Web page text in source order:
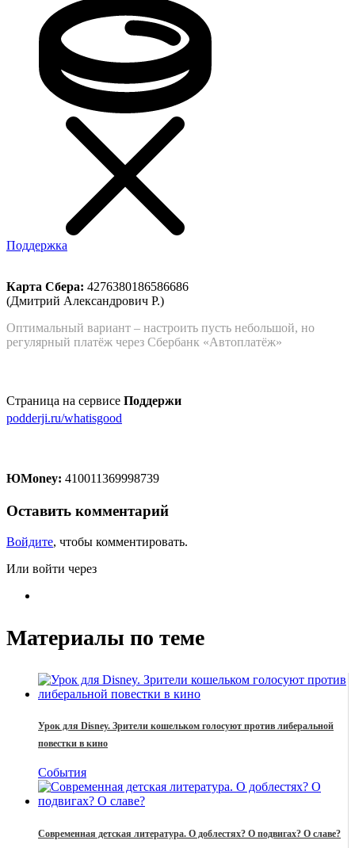
Поддержка
Карта Сбера: 4276380186586686
(Дмитрий Александрович Р.)
Оптимальный вариант – настроить пусть небольшой, но
регулярный платёж через Сбербанк «Автоплатёж»
Страница на сервисе Поддержи
podderji.ru/whatisgood
ЮMoney: 410011369998739
Оставить комментарий
Войдите, чтобы комментировать.
Или войти через
Материалы по теме
Урок для Disney. Зрители кошельком голосуют против либеральной
повестки в кино
События
Современная детская литература. О доблестях? О подвигах? О славе?